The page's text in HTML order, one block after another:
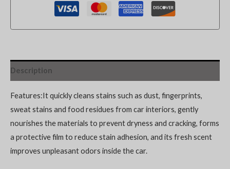
Description
Features:It quickly cleans stains such as dust, fingerprints,
sweat stains and food residues from car interiors, gently
nourishes the materials to prevent dryness and cracking, forms
a protective film to reduce stain adhesion, and its fresh scent
improves unpleasant odors inside the car.